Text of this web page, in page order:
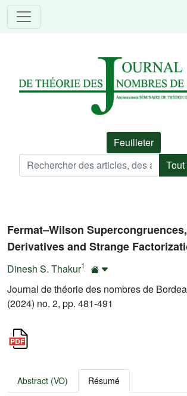
Feuilleter
Tout
Fermat–Wilson
Derivatives and Strange
Dinesh S. Thakur1
Journal de théorie des nombres de
(2024) no. 2, pp. 481-491
Abstract (VO) Résumé